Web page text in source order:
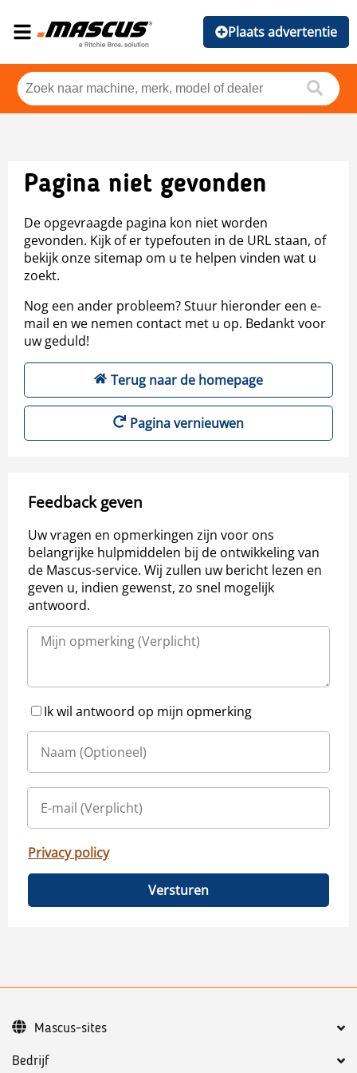
Plaats advertentie
Pagina niet gevonden
De opgevraagde pagina kon niet worden
gevonden. Kijk of er typefouten in de URL staan, of
bekijk onze sitemap om u te helpen vinden wat u
zoekt.
Nog een ander probleem? Stuur hieronder een e-
mail en we nemen contact met u op. Bedankt voor
uw geduld!
Terug naar de homepage
Pagina vernieuwen
Feedback geven
Uw vragen en opmerkingen zijn voor ons
belangrijke hulpmiddelen bij de ontwikkeling van
de Mascus-service. Wij zullen uw bericht lezen en
geven u, indien gewenst, zo snel mogelijk
antwoord.
Ik wil antwoord op mijn opmerking
Privacy policy
Versturen
Bedrijf
Mascus-sites